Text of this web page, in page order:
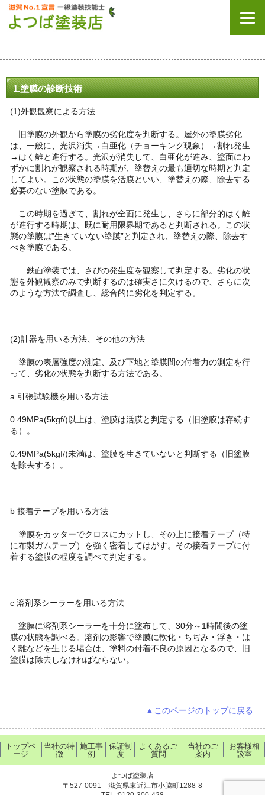
1.塗膜の診断技術
(1)外観観察による方法
旧塗膜の外観から塗膜の劣化度を判断する。屋外の塗膜劣化
は、一般に、光沢消失→白亜化（チョーキング現象）→割れ発生
→はく離と進行する。光沢が消失して、白亜化が進み、塗面にわ
ずかに割れが観察される時期が、塗替えの最も適切な時期と判定
してよい。この状態の塗膜を活膜といい、塗替えの際、除去する
必要のない塗膜である。
この時期を過ぎて、割れが全面に発生し、さらに部分的はく離
が進行する時期は、既に耐用限界期であると判断される。この状
態の塗膜は”生きていない塗膜”と判定され、塗替えの際、除去す
べき塗膜である。
鉄面塗装では、さびの発生度を観察して判定する。劣化の状
態を外観観察のみで判断するのは確実さに欠けるので、さらに次
のような方法で調査し、総合的に劣化を判定する。
(2)計器を用いる方法、その他の方法
塗膜の表層強度の測定、及び下地と塗膜間の付着力の測定を行
って、劣化の状態を判断する方法である。
a 引張試験機を用いる方法
0.49MPa(5kgf/)以上は、塗膜は活膜と判定する（旧塗膜は存続す
る）。
0.49MPa(5kgf/)未満は、塗膜を生きていないと判断する（旧塗膜
を除去する）。
b 接着テープを用いる方法
塗膜をカッターでクロスにカットし、その上に接着テープ（特
に布製ガムテープ）を強く密着してはがす。その接着テープに付
着する塗膜の程度を調べて判定する。
c 溶剤系シーラーを用いる方法
塗膜に溶剤系シーラーを十分に塗布して、30分～1時間後の塗
膜の状態を調べる。溶剤の影響で塗膜に軟化・ちぢみ・浮き・は
く離などを生じる場合は、塗料の付着不良の原因となるので、旧
塗膜は除去しなければならない。
▲このページのトップに戻る
トップペ
ージ
当社の特
徴
施工事
例
保証制
度
よくあるご
質問
当社のご
案内
お客様相
談室
よつば塗装店
〒527-0091 滋賀県東近江市小脇町1288-8